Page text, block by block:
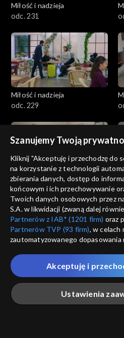
Miłość i nadzieja
odc. 231
Miłość i nadzieja
odc. 229
Miłość i nadzieja
odc. 227
Miłość i nadzieja
odc. 225
Szanujemy Twoją
Kliknij "Akceptuję i przechodzę do
na korzystanie z technologii
zbierania danych, dostęp do
końcowym i ich przechowywanie
Twoich danych osobowych przez
S.A. w likwidacji (zwaną dalej
Partnerów z IAB* (1201 firm) oraz
Partnerów TVP (93 firm), w celach
zautomatyzowanego dopasowania
które wskazujemy poniżej, a także
przez nas identyfikatora PPID do
Twoje dane osobowe zbierane
Ciebie naszych
poszczególnych
„Portalem”, w tym informacje
Ustawienia
Akceptuję i